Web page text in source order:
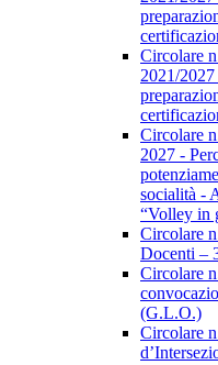
Circolare
2021/
Circolare
2027 -
socialità -
“Volley in
Circolare
Docenti –
Circolare
(G.L.O.)
Circolare